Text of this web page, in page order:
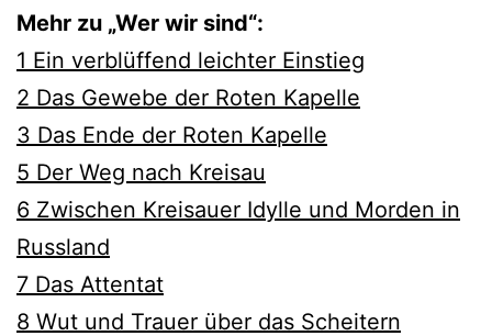
Mehr zu „Wer wir sind“:
1 Ein verblüffend leichter Einstieg
2 Das Gewebe der Roten Kapelle
3 Das Ende der Roten Kapelle
5 Der Weg nach Kreisau
6 Zwischen Kreisauer Idylle und Morden in
Russland
7 Das Attentat
8 Wut und Trauer über das Scheitern